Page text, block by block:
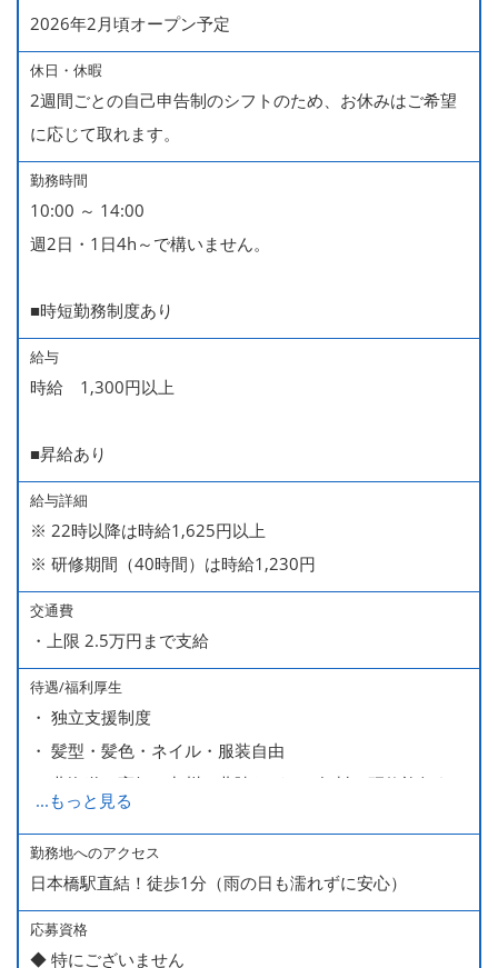
2026年2月頃オープン予定
休日・休暇
2週間ごとの自己申告制のシフトのため、お休みはご希望
に応じて取れます。
勤務時間
10:00 ～ 14:00
週2日・1日4h～で構いません。
■時短勤務制度あり
給与
時給 1,300円以上
■昇給あり
給与詳細
※ 22時以降は時給1,625円以上
※ 研修期間（40時間）は時給1,230円
交通費
・上限 2.5万円まで支給
待遇/福利厚生
・ 独立支援制度
・ 髪型・髪色・ネイル・服装自由
・ 北海道や高知、九州、北陸などへの無料の研修旅行あり
ます
・ 無料の美味しい まかない食 あり
...もっと見る
勤務地へのアクセス
日本橋駅直結！徒歩1分（雨の日も濡れずに安心）
応募資格
◆ 特にございません